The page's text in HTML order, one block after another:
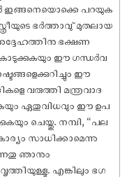
ഇങ്ങനെയൊക്കെ പറയുക
ഭർത്താവു് മുതലായ
ഭക്ഷണ
ഈ ഗന്ധർവ
ഈ
വരുത്തി മന്ത്രവാദ
ഏതുവിധവും ഈ ഉപ
ചെയ്തു. നമ്പി, “പല
സാധിക്കാമെന്നു
ഞാനും
എങ്കിലും ഭഗ